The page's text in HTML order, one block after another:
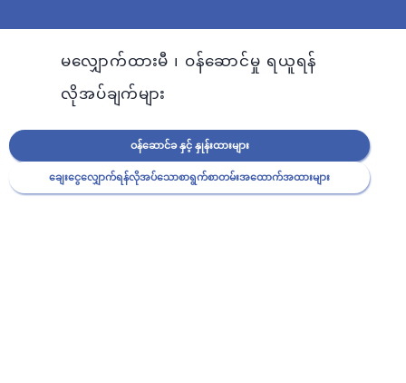
ဝန်ဆောင်ခ နှင့် နှုန်းထားများ
ချေးငွေလျှောက်ရန်လိုအပ်သောစာရွက်စာတမ်းအထောက်အထားများ
မလျှောက်ထားမီ ၊ ဝန်ဆောင်မှု ရယူရန်
လိုအပ်ချက်များ